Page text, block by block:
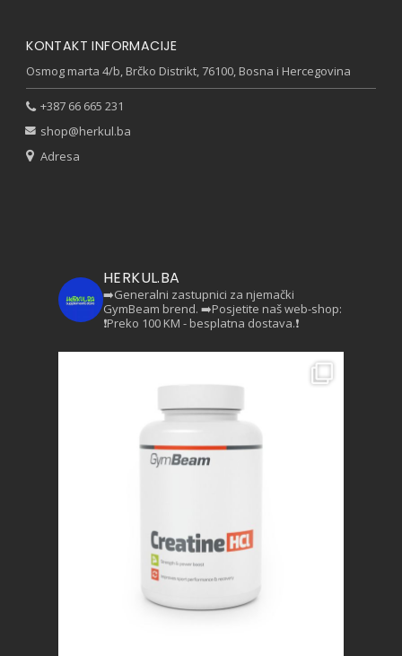
KONTAKT INFORMACIJE
Osmog marta 4/b, Brčko Distrikt, 76100, Bosna i Hercegovina
+387 66 665 231
shop@herkul.ba
Adresa
HERKUL.BA
➡️Generalni zastupnici za njemački
GymBeam brend. ➡️Posjetite naš web-shop:
❗Preko 100 KM - besplatna dostava.❗